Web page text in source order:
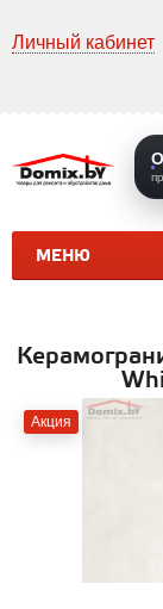
Личный кабинет
МЕНЮ
Акция